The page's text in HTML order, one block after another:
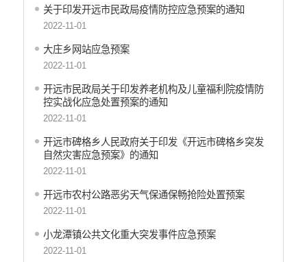
关于印发开远市民政局疫情防控应急预案的通知
2022-11-01
大庄乡网站应急预案
2022-11-01
开远市民政局关于印发养老机构及儿童福利院疫情防
控实战化应急处置预案的通知
2022-11-01
开远市碑格乡人民政府关于印发《开远市碑格乡突发
自然灾害应急预案》的通知
2022-11-01
开远市农村公路恶劣天气保通保畅抢险处置预案
2022-11-01
小龙潭镇公共文化重大突发事件应急预案
2022-11-01